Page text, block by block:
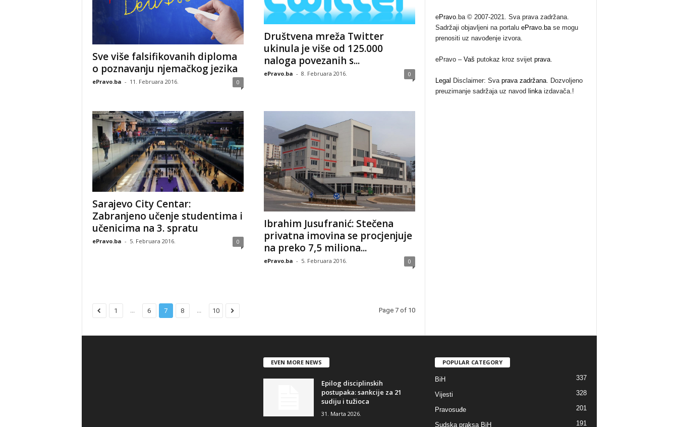
Sve više falsifikovanih diploma
o poznavanju njemačkog jezika
ePravo.ba - 11. Februara 2016. 0
Društvena mreža Twitter
ukinula je više od 125.000
naloga povezanih s...
ePravo.ba - 8. Februara 2016. 0
Sarajevo City Centar:
Zabranjeno učenje studentima i
učenicima na 3. spratu
ePravo.ba - 5. Februara 2016. 0
Ibrahim Jusufranić: Stečena
privatna imovina se procjenjuje
na preko 7,5 miliona...
ePravo.ba - 5. Februara 2016. 0
1 ... 6 7 8 ... 10 Page 7 of 10
ePravo.ba © 2007-2021. Sva prava zadržana.
Sadržaji objavljeni na portalu ePravo.base mogu
prenositi uz navođenje izvora.
ePravo – Vaš putokaz kroz svijet prava.
Legal Disclaimer: Sva prava zadržana. Dozvoljeno
preuzimanje sadržaja uz navod linkaizdavača.!
EVEN MORE NEWS
Epilog disciplinskih
postupaka: sankcije za 21
sudiju i tužioca
31. Marta 2026.
POPULAR CATEGORY
BiH 337
Vijesti 328
Pravosuđe 201
Sudska praksa BiH 191